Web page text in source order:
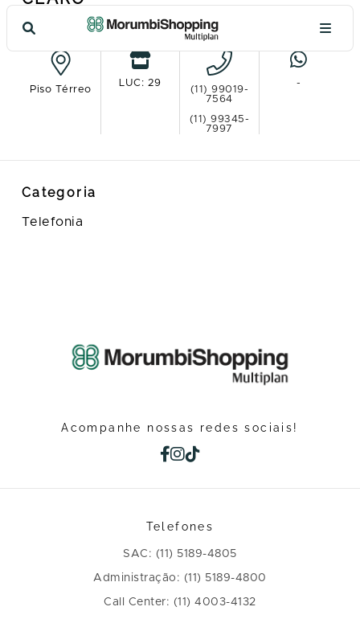
Ver no mapa
Piso Térreo
LUC: 29
(11) 99019-
7564
(11) 99345-
7997
-
Categoria
Telefonia
Acompanhe nossas redes sociais!
Telefones
SAC: (11) 5189-4805
Administração: (11) 5189-4800
Call Center: (11) 4003-4132